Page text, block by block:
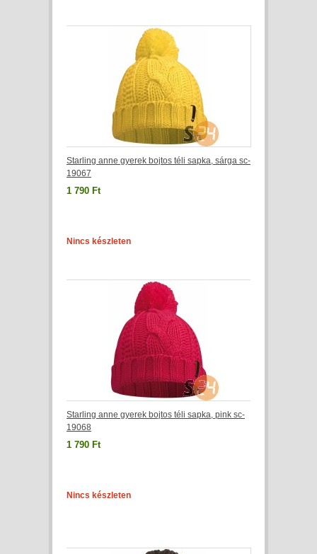
Starling anne gyerek bojtos téli sapka, sárga sc-
19067
1 790 Ft
Nincs készleten
Starling anne gyerek bojtos téli sapka, pink sc-
19068
1 790 Ft
Nincs készleten